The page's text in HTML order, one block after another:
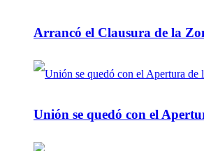
Arrancó el Clausura de la
Unión se quedó con el